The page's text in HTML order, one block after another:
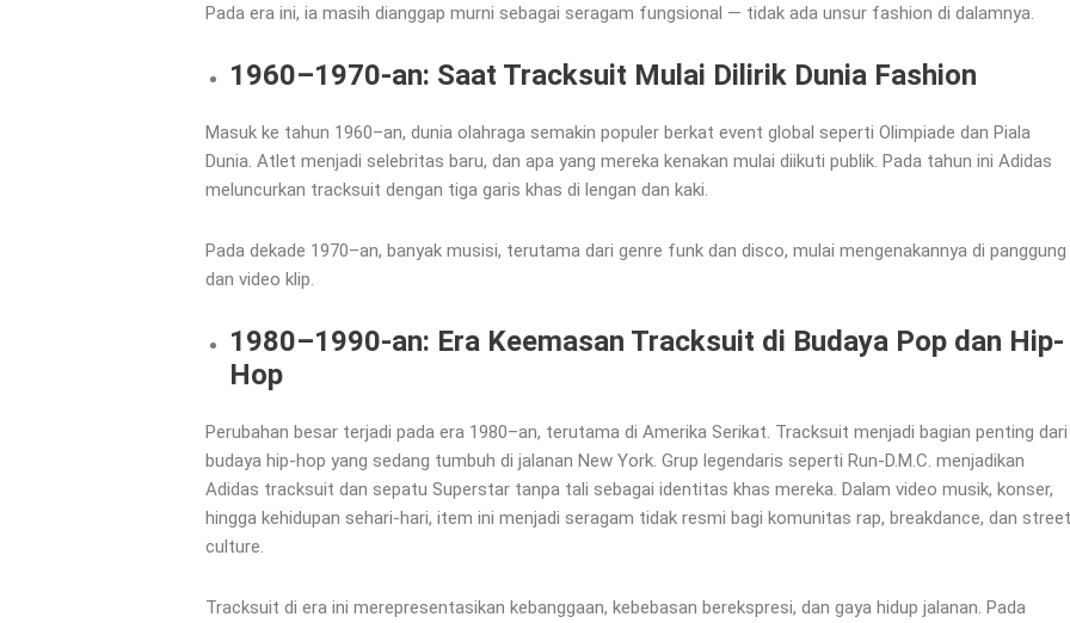
Pada era ini, ia masih dianggap murni sebagai seragam fungsional — tidak ada unsur fashion di dalamnya.
1960–1970-an: Saat Tracksuit Mulai Dilirik Dunia Fashion
Masuk ke tahun 1960–an, dunia olahraga semakin populer berkat event global seperti Olimpiade dan Piala
Dunia. Atlet menjadi selebritas baru, dan apa yang mereka kenakan mulai diikuti publik. Pada tahun ini Adidas
meluncurkan tracksuit dengan tiga garis khas di lengan dan kaki.
Pada dekade 1970–an, banyak musisi, terutama dari genre funk dan disco, mulai mengenakannya di panggung
dan video klip.
1980–1990-an: Era Keemasan Tracksuit di Budaya Pop dan Hip-
Hop
Perubahan besar terjadi pada era 1980–an, terutama di Amerika Serikat. Tracksuit menjadi bagian penting dari
budaya hip-hop yang sedang tumbuh di jalanan New York. Grup legendaris seperti Run-D.M.C. menjadikan
Adidas tracksuit dan sepatu Superstar tanpa tali sebagai identitas khas mereka. Dalam video musik, konser,
hingga kehidupan sehari-hari, item ini menjadi seragam tidak resmi bagi komunitas rap, breakdance, dan street
culture.
Tracksuit di era ini merepresentasikan kebanggaan, kebebasan berekspresi, dan gaya hidup jalanan. Pada